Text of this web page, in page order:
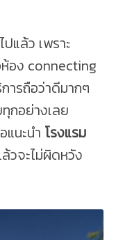
แล้ว เพราะ
อง connecting
ารถือว่าดีมากๆ
กอย่างเลย
แนะนำ โรงแรม
วจะไม่ผิดหวัง